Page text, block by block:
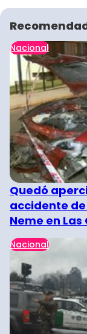
Nacional
Quedó
accidente
Neme en Las
Nacional